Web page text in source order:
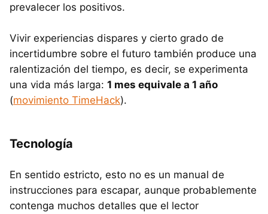
prevalecer los positivos.
Vivir experiencias dispares y cierto grado de
incertidumbre sobre el futuro también produce una
ralentización del tiempo, es decir, se experimenta
una vida más larga: 1 mes equivale a 1 año
(movimiento TimeHack).
Tecnología
En sentido estricto, esto no es un manual de
instrucciones para escapar, aunque probablemente
contenga muchos detalles que el lector